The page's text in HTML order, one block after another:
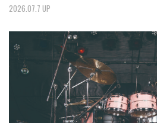
2026.07.7 UP